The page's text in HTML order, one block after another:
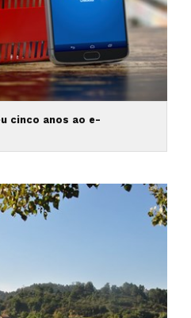
cinco anos ao e-